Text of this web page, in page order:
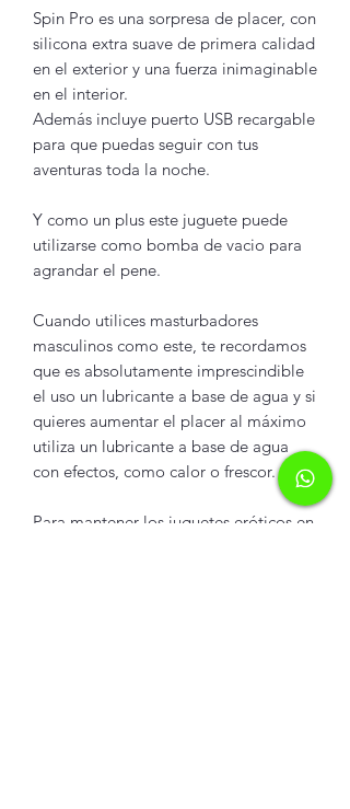
Spin Pro es una sorpresa de placer, con
silicona extra suave de primera calidad
en el exterior y una fuerza inimaginable
en el interior.
Además incluye puerto USB recargable
para que puedas seguir con tus
aventuras toda la noche.
Y como un plus este juguete puede
utilizarse como bomba de vacio para
agrandar el pene.
Cuando utilices masturbadores
masculinos como este, te recordamos
que es absolutamente imprescindible
el uso un lubricante a base de agua y si
quieres aumentar el placer al máximo
utiliza un lubricante a base de agua
con efectos, como calor o frescor.
Para mantener los juguetes eróticos en